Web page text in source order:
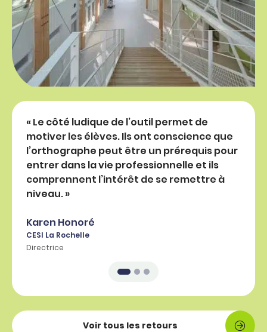
« Le côté ludique de l’outil permet de
motiver les élèves. Ils ont conscience que
l’orthographe peut être un prérequis pour
entrer dans la vie professionnelle et ils
comprennent l’intérêt de se remettre à
niveau. »
Karen Honoré
CESI La Rochelle
Directrice
Voir tous les retours